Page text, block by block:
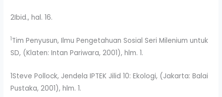
2Ibid., hal. 16.
1Tim Penyusun, Ilmu Pengetahuan Sosial Seri Milenium untuk
SD, (Klaten: Intan Pariwara, 2001), hlm. 1.
1Steve Pollock, Jendela IPTEK Jilid 10: Ekologi, (Jakarta: Balai
Pustaka, 2001), hlm. 1.